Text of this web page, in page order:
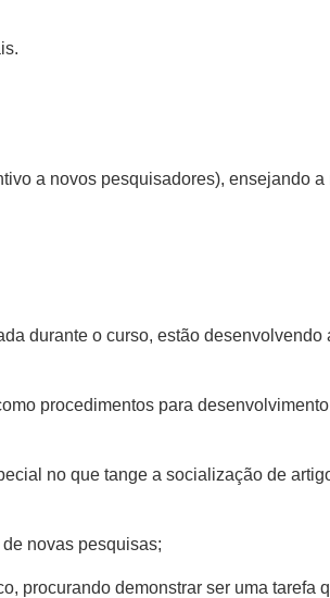
a novos pesquisadores), ensejando
durante o curso, estão desenvolvendo
procedimentos para
no que tange a socialização de
novas pesquisas;
procurando demonstrar ser uma tarefa